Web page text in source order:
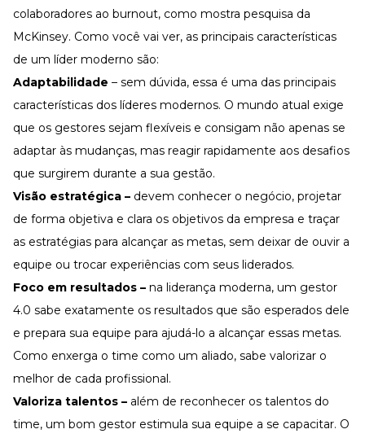
colaboradores ao burnout, como mostra pesquisa da
McKinsey. Como você vai ver, as principais características
de um líder moderno são:
Adaptabilidade – sem dúvida, essa é uma das principais
características dos líderes modernos. O mundo atual exige
que os gestores sejam flexíveis e consigam não apenas se
adaptar às mudanças, mas reagir rapidamente aos desafios
que surgirem durante a sua gestão.
Visão estratégica – devem conhecer o negócio, projetar
de forma objetiva e clara os objetivos da empresa e traçar
as estratégias para alcançar as metas, sem deixar de ouvir a
equipe ou trocar experiências com seus liderados.
Foco em resultados – na liderança moderna, um gestor
4.0 sabe exatamente os resultados que são esperados dele
e prepara sua equipe para ajudá-lo a alcançar essas metas.
Como enxerga o time como um aliado, sabe valorizar o
melhor de cada profissional.
Valoriza talentos – além de reconhecer os talentos do
time, um bom gestor estimula sua equipe a se capacitar. O